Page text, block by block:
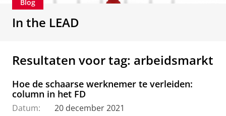
Blog
In the LEAD
Resultaten voor tag: arbeidsmarkt
Hoe de schaarse werknemer te verleiden:
column in het FD
Datum:
20 december 2021